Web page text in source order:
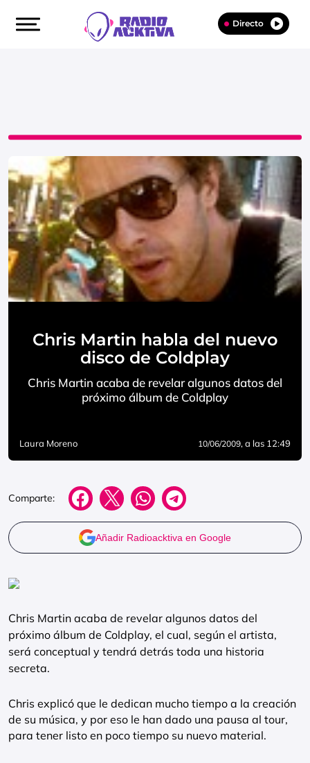
Directo
Chris Martin habla del nuevo
disco de Coldplay
Chris Martin acaba de revelar algunos datos del
próximo álbum de Coldplay
Laura Moreno 10/06/2009, a las 12:49
Comparte:
Añadir Radioacktiva en Google
Chris Martin acaba de revelar algunos datos del
próximo álbum de Coldplay, el cual, según el artista,
será conceptual y tendrá detrás toda una historia
secreta.
Chris explicó que le dedican mucho tiempo a la creación
de su música, y por eso le han dado una pausa al tour,
para tener listo en poco tiempo su nuevo material.